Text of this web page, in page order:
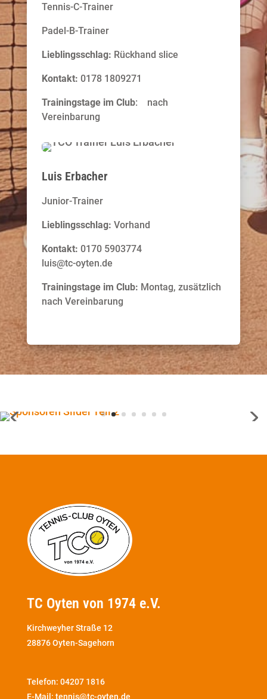
Tennis-C-Trainer
Padel-B-Trainer
Lieblingsschlag: Rückhand slice
Kontakt: 0178 1809271
Trainingstage im Club: nach
Vereinbarung
Luis Erbacher
Junior-Trainer
Lieblingsschlag: Vorhand
Kontakt: 0170 5903774
luis@tc-oyten.de
Trainingstage im Club: Montag, zusätzlich
nach Vereinbarung
TC Oyten von 1974 e.V.
Kirchweyher Straße 12
28876 Oyten-Sagehorn
Telefon: 04207 1816
E-Mail: tennis@tc-oyten.de